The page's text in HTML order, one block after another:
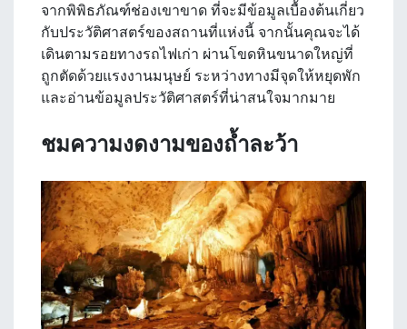
จากพิพิธภัณฑ์ช่องเขาขาด ที่จะมีข้อมูลเบื้องต้นเกี่ยว
กับประวัติศาสตร์ของสถานที่แห่งนี้ จากนั้นคุณจะได้
เดินตามรอยทางรถไฟเก่า ผ่านโขดหินขนาดใหญ่ที่
ถูกตัดด้วยแรงงานมนุษย์ ระหว่างทางมีจุดให้หยุดพัก
และอ่านข้อมูลประวัติศาสตร์ที่น่าสนใจมากมาย
ชมความงดงามของถ้ำละว้า